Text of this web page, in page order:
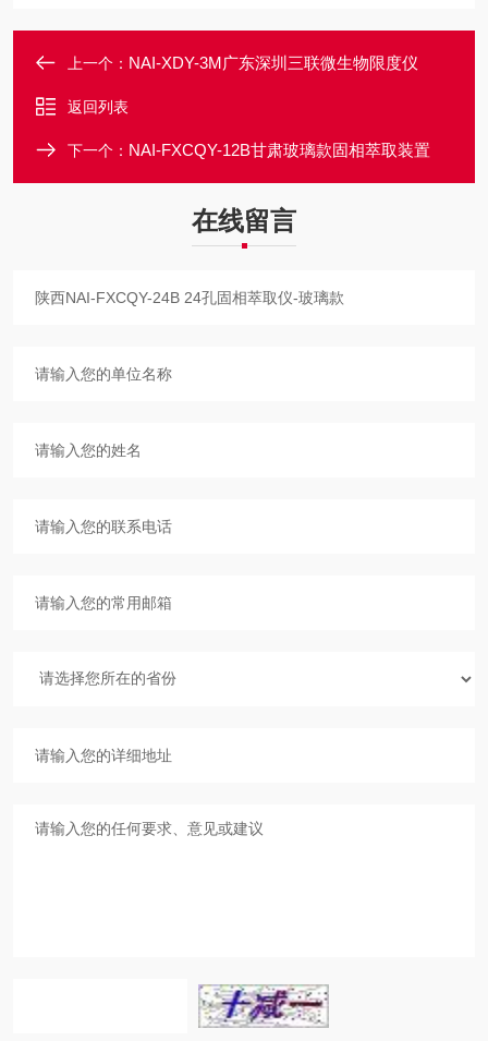
上一个： NAI-XDY-3M广东深圳三联微生物限度仪
返回列表
下一个： NAI-FXCQY-12B甘肃玻璃款固相萃取装置
在线留言